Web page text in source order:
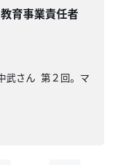
育事業責任者
武さん 第２回。マ